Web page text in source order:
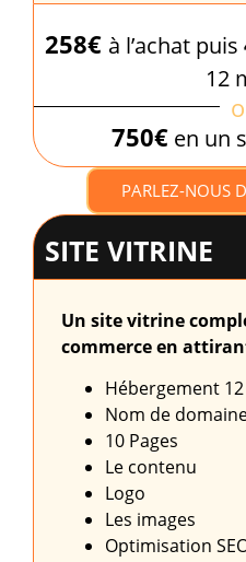
258€ à l’achat puis
12
750€en un
PARLEZ-NOUS
SITE VITRINE
Un site vitrine
commerce en
Hébergement
Nom de
10 Pages
Le contenu
Logo
Les images
Optimisation